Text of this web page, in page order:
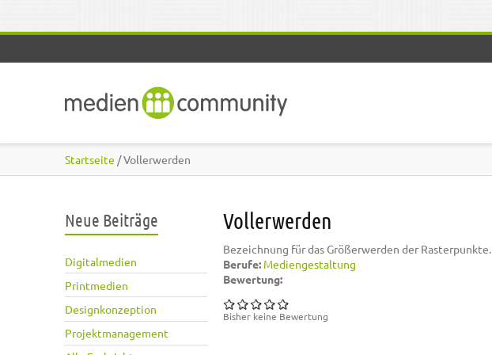
Startseite / Vollerwerden
Neue Beiträge
Digitalmedien
Printmedien
Designkonzeption
Projektmanagement
Vollerwerden
Bezeichnung für das Größerwerden der Rasterpunkte.
Berufe: Mediengestaltung
Bewertung:
Bisher keine Bewertung